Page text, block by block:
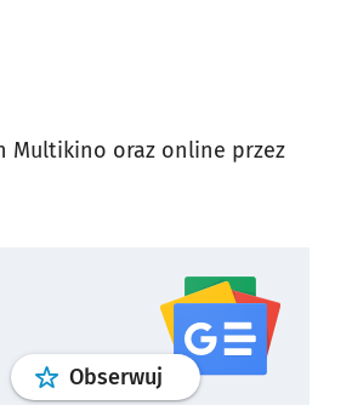
Multikino oraz online przez
Obserwuj profilgoogle news